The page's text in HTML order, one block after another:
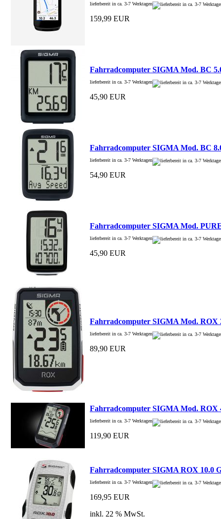
lieferbereit in ca. 3-7 Werktagen
159,99 EUR
Fahrradcomputer SIGMA Mod. BC
lieferbereit in ca. 3-7 Werktagen
45,90 EUR
Fahrradcomputer SIGMA Mod. BC
lieferbereit in ca. 3-7 Werktagen
54,90 EUR
Fahrradcomputer SIGMA Mod.
lieferbereit in ca. 3-7 Werktagen
45,90 EUR
Fahrradcomputer SIGMA Mod. ROX
lieferbereit in ca. 3-7 Werktagen
89,90 EUR
Fahrradcomputer SIGMA Mod. ROX
lieferbereit in ca. 3-7 Werktagen
119,90 EUR
Fahrradcomputer SIGMA ROX 10.0
lieferbereit in ca. 3-7 Werktagen
169,95 EUR
inkl. 22 % MwSt.